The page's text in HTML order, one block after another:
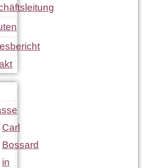
Carl
Bossard
in